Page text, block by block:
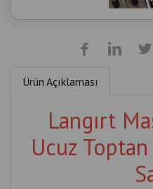
Ürün Açıklaması
Langırt
Ucuz